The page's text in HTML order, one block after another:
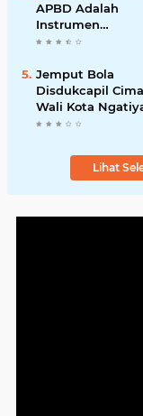
APBD Adalah
Instrumen
Kesejahteraan,
Angka
Jemput Bola
Disdukcapil
Wali Kota
Serahkan 771
Warga
Ganti Nama
Lihat